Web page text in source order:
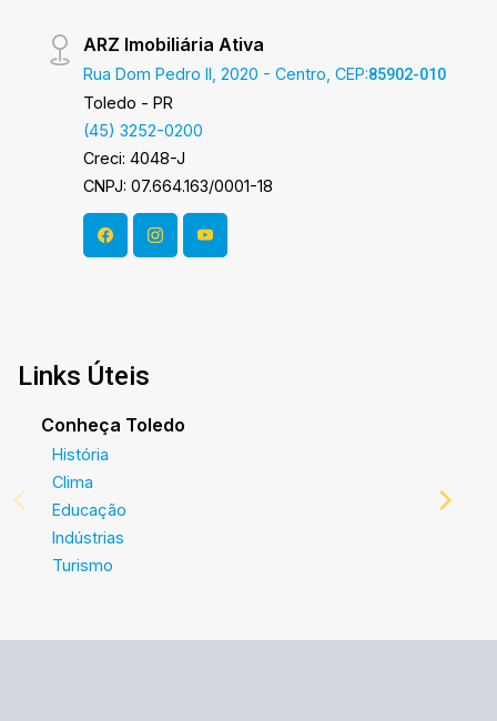
ARZ Imobiliária Ativa
Rua Dom Pedro II, 2020 - Centro, CEP:85902-010
Toledo - PR
(45) 3252-0200
Creci: 4048-J
CNPJ: 07.664.163/0001-18
Links Úteis
Conheça Toledo
História
Clima
Educação
Indústrias
Turismo